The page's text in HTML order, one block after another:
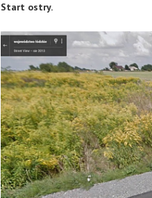
Start ostry.